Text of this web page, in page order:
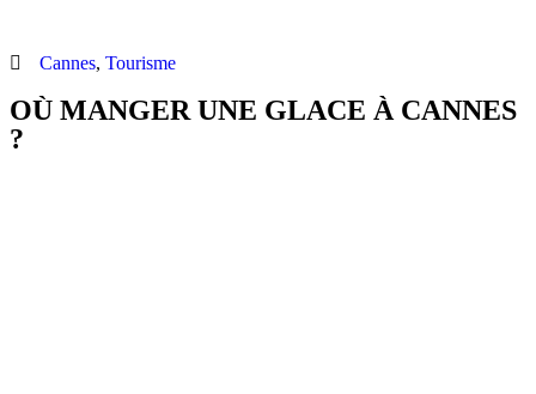
Cannes, Tourisme
OÙ MANGER UNE GLACE À CANNES
?